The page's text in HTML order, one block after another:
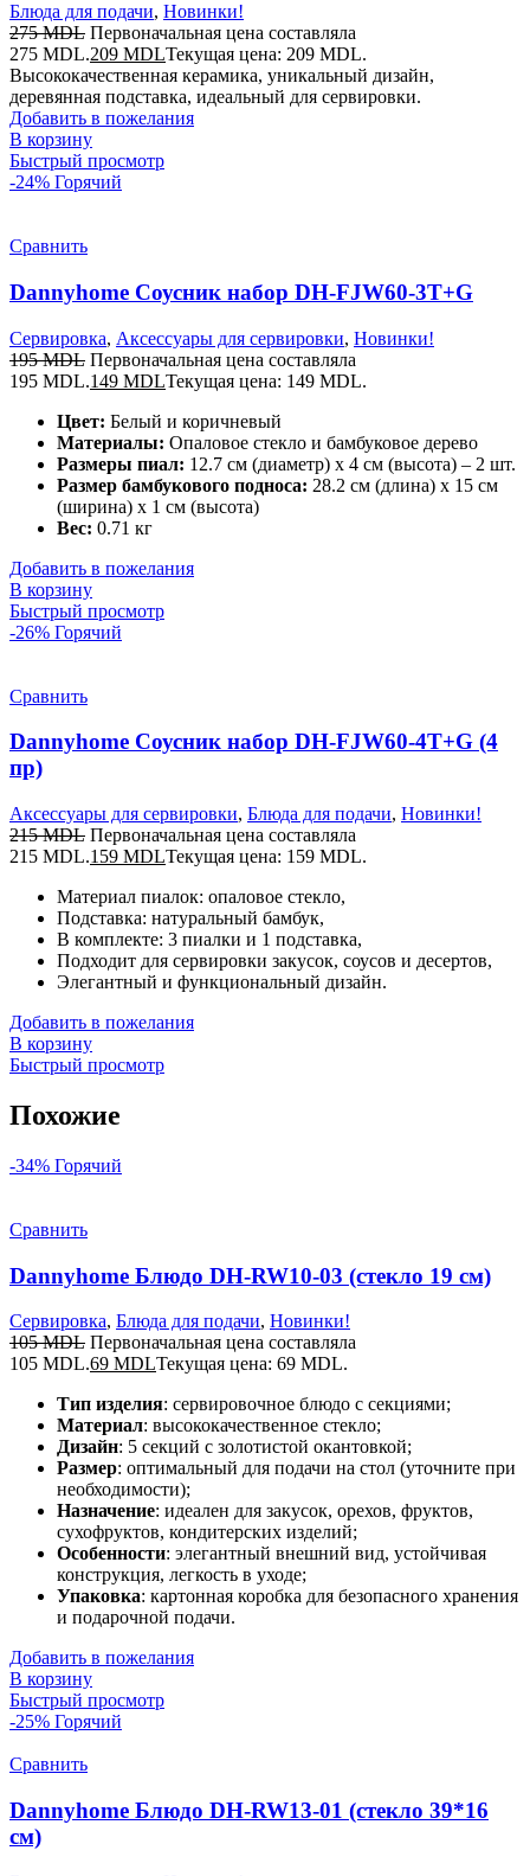
Блюда для подачи, Новинки!
275MDL Первоначальная цена составляла
275 MDL.209 MDLТекущая цена: 209 MDL.
Высококачественная керамика, уникальный дизайн,
деревянная подставка, идеальный для сервировки.
Добавить в пожелания
В корзину
Быстрый просмотр
-24% Горячий
Сравнить
Dannyhome Соусник набор DH-FJW60-3T+G
Сервировка, Аксессуары для сервировки, Новинки!
195MDL Первоначальная цена составляла
195 MDL.149 MDLТекущая цена: 149 MDL.
Цвет: Белый и коричневый
Материалы: Опаловое стекло и бамбуковое дерево
Размеры пиал: 12.7 см (диаметр) x 4 см (высота) – 2 шт.
Размер бамбукового подноса: 28.2 см (длина) x 15 см
(ширина) x 1 см (высота)
Вес: 0.71 кг
Добавить в пожелания
В корзину
Быстрый просмотр
-26% Горячий
Сравнить
Dannyhome Соусник набор DH-FJW60-4T+G (4
пр)
Аксессуары для сервировки, Блюда для подачи, Новинки!
215MDL Первоначальная цена составляла
215 MDL.159 MDLТекущая цена: 159 MDL.
Материал пиалок: опаловое стекло,
Подставка: натуральный бамбук,
В комплекте: 3 пиалки и 1 подставка,
Подходит для сервировки закусок, соусов и десертов,
Элегантный и функциональный дизайн.
Добавить в пожелания
В корзину
Быстрый просмотр
Похожие
-34% Горячий
Сравнить
Dannyhome Блюдо DH-RW10-03 (стекло 19 см)
Сервировка, Блюда для подачи, Новинки!
105MDL Первоначальная цена составляла
105 MDL.69 MDLТекущая цена: 69 MDL.
Тип изделия: сервировочное блюдо с секциями;
Материал: высококачественное стекло;
Дизайн: 5 секций с золотистой окантовкой;
Размер: оптимальный для подачи на стол (уточните при
необходимости);
Назначение: идеален для закусок, орехов, фруктов,
сухофруктов, кондитерских изделий;
Особенности: элегантный внешний вид, устойчивая
конструкция, легкость в уходе;
Упаковка: картонная коробка для безопасного хранения
и подарочной подачи.
Добавить в пожелания
В корзину
Быстрый просмотр
-25% Горячий
Сравнить
Dannyhome Блюдо DH-RW13-01 (стекло 39*16
см)